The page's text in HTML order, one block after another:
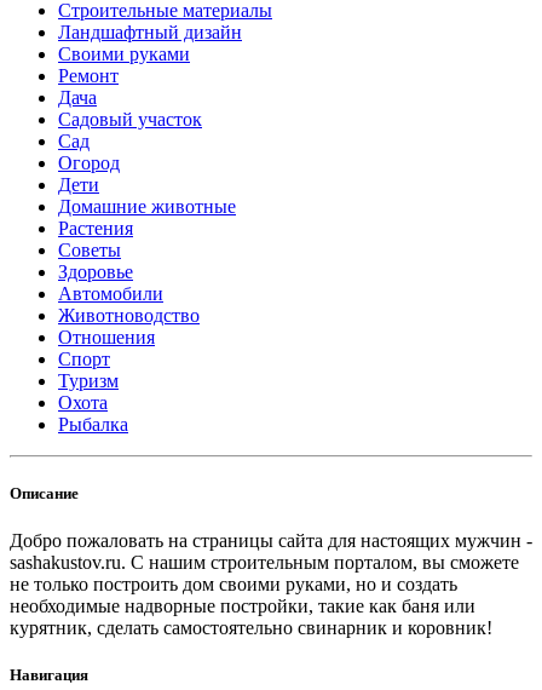
Строительные материалы
Ландшафтный дизайн
Своими руками
Ремонт
Дача
Садовый участок
Сад
Огород
Дети
Домашние животные
Растения
Советы
Здоровье
Автомобили
Животноводство
Отношения
Спорт
Туризм
Охота
Рыбалка
Описание
Добро пожаловать на страницы сайта для настоящих мужчин -
sashakustov.ru. С нашим строительным порталом, вы сможете
не только построить дом своими руками, но и создать
необходимые надворные постройки, такие как баня или
курятник, сделать самостоятельно свинарник и коровник!
Навигация